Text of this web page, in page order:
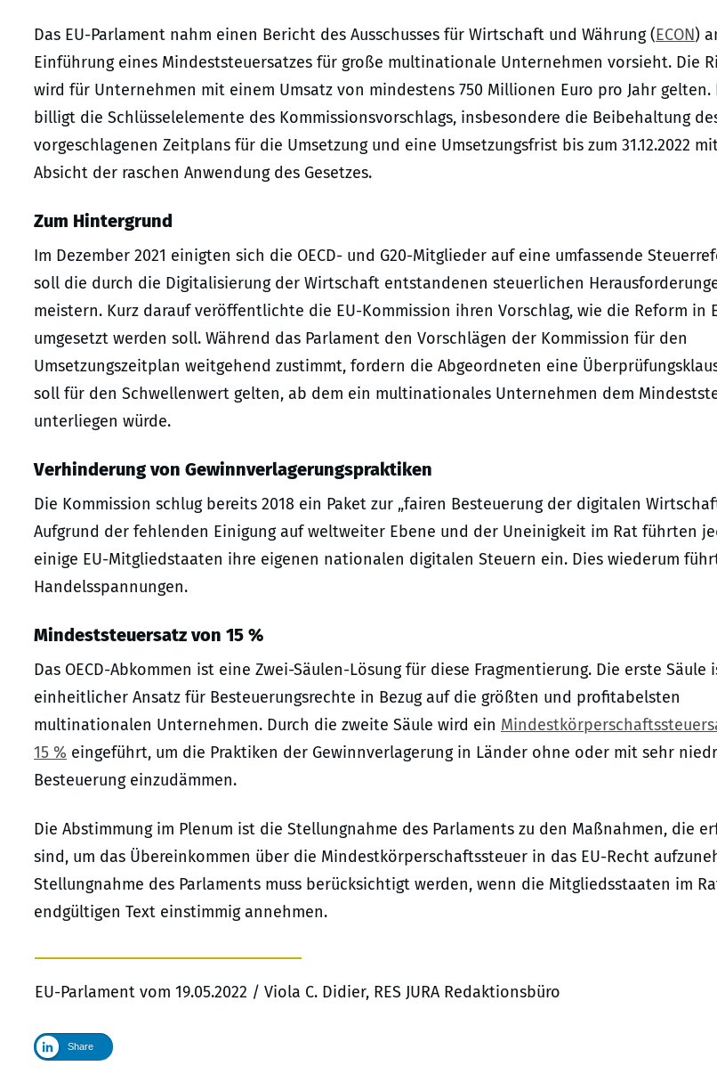
Das EU-Parlament nahm einen Bericht des Ausschusses für Wirtschaft und Währung (ECON)
Einführung eines Mindeststeuersatzes für große multinationale Unternehmen vorsieht. Die
wird für Unternehmen mit einem Umsatz von mindestens 750 Millionen Euro pro Jahr gelten.
billigt die Schlüsselelemente des Kommissionsvorschlags, insbesondere die Beibehaltung
vorgeschlagenen Zeitplans für die Umsetzung und eine Umsetzungsfrist bis zum 31.12.2022
Absicht der raschen Anwendung des Gesetzes.
Zum Hintergrund
Im Dezember 2021 einigten sich die OECD- und G20-Mitglieder auf eine umfassende
soll die durch die Digitalisierung der Wirtschaft entstandenen steuerlichen
meistern. Kurz darauf veröffentlichte die EU-Kommission ihren Vorschlag, wie die Reform in
umgesetzt werden soll. Während das Parlament den Vorschlägen der Kommission für den
Umsetzungszeitplan weitgehend zustimmt, fordern die Abgeordneten eine
soll für den Schwellenwert gelten, ab dem ein multinationales Unternehmen dem
unterliegen würde.
Verhinderung von Gewinnverlagerungspraktiken
Die Kommission schlug bereits 2018 ein Paket zur „fairen Besteuerung der digitalen
Aufgrund der fehlenden Einigung auf weltweiter Ebene und der Uneinigkeit im Rat führten
einige EU-Mitgliedstaaten ihre eigenen nationalen digitalen Steuern ein. Dies wiederum
Handelsspannungen.
Mindeststeuersatz von 15 %
Das OECD-Abkommen ist eine Zwei-Säulen-Lösung für diese Fragmentierung. Die erste Säule
einheitlicher Ansatz für Besteuerungsrechte in Bezug auf die größten und profitabelsten
multinationalen Unternehmen. Durch die zweite Säule wird ein
15 % eingeführt, um die Praktiken der Gewinnverlagerung in Länder ohne oder mit sehr
Besteuerung einzudämmen.
Die Abstimmung im Plenum ist die Stellungnahme des Parlaments zu den Maßnahmen, die
sind, um das Übereinkommen über die Mindestkörperschaftssteuer in das EU-Recht
Stellungnahme des Parlaments muss berücksichtigt werden, wenn die Mitgliedsstaaten im
endgültigen Text einstimmig annehmen.
EU-Parlament vom 19.05.2022 / Viola C. Didier, RES JURA Redaktionsbüro
Share